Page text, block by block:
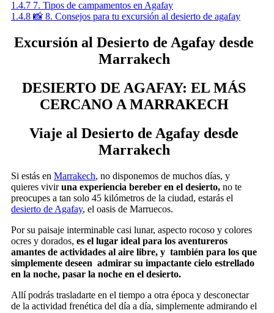
1.4.7 7. Tipos de campamentos en Agafay
1.4.8 📸 8. Consejos para tu excursión al desierto de agafay
Excursión al Desierto de Agafay desde
Marrakech
DESIERTO DE AGAFAY: EL MÁS
CERCANO A MARRAKECH
Viaje al Desierto de Agafay desde
Marrakech
Si estás en Marrakech, no disponemos de muchos días, y
quieres viviruna experiencia bereber en el desierto, no te
preocupes a tan solo 45 kilómetros de la ciudad, estarás el
desierto de Agafay, el oasis de Marruecos.
Por su paisaje interminable casi lunar, aspecto rocoso y colores
ocres y dorados, es el lugar ideal para los aventureros
amantes de actividades al aire libre, y también para los que
simplemente deseen admirar su impactante cielo estrellado
en la noche, pasar la noche en el desierto.
Allí podrás trasladarte en el tiempo a otra época y desconectar
de la actividad frenética del día a día, simplemente admirando el